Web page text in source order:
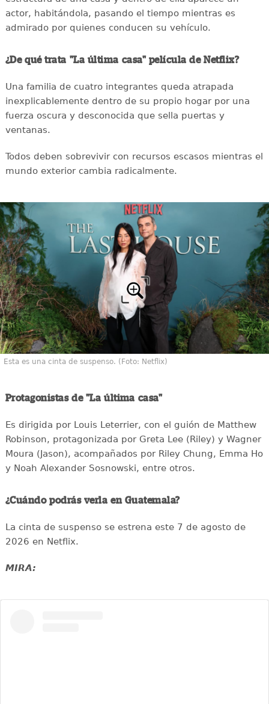
actor, habitándola, pasando el tiempo mientras es
admirado por quienes conducen su vehículo.
¿De qué trata "La última casa" película de Netflix?
Una familia de cuatro integrantes queda atrapada
inexplicablemente dentro de su propio hogar por una
fuerza oscura y desconocida que sella puertas y
ventanas.
Todos deben sobrevivir con recursos escasos mientras el
mundo exterior cambia radicalmente.
Esta es una cinta de suspenso. (Foto: Netflix)
Protagonistas de "La última casa"
Es dirigida por Louis Leterrier, con el guión de Matthew
Robinson, protagonizada por Greta Lee (Riley) y Wagner
Moura (Jason), acompañados por Riley Chung, Emma Ho
y Noah Alexander Sosnowski, entre otros.
¿Cuándo podrás verla en Guatemala?
La cinta de suspenso se estrena este 7 de agosto de
2026 en Netflix.
MIRA: